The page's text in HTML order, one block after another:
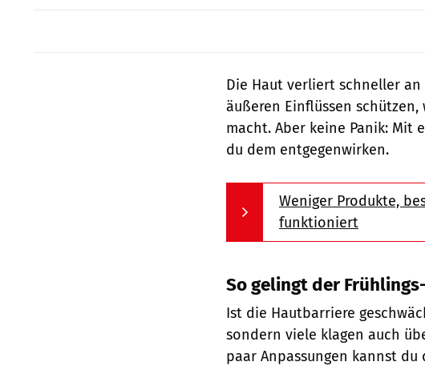
Die Haut verliert schneller
äußeren Einflüssen
macht. Aber keine Panik: Mit
du dem entgegenwirken.
Weniger Produkte,
funktioniert
So gelingt der
Ist die Hautbarriere
sondern viele klagen auch
paar Anpassungen kannst